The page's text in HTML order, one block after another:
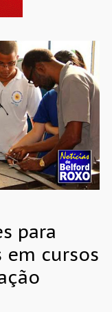
para
em cursos